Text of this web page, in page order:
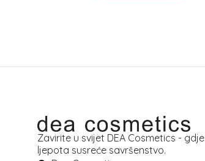
Zavirite u svijet DEA Cosmetics - gdje
ljepota susreće savršenstvo.